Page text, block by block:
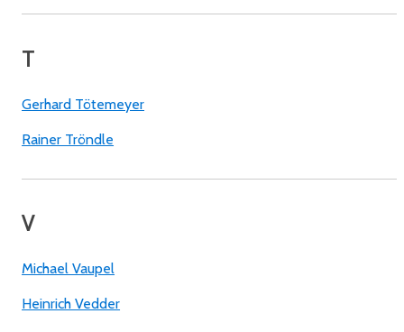
T
Gerhard Tötemeyer
Rainer Tröndle
V
Michael Vaupel
Heinrich Vedder